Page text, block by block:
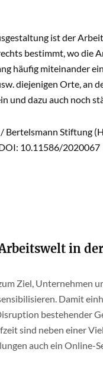
ist der
bestimmt, wo die
häufig miteinander
diejenigen Orte, an
und dazu auch noch
Stiftung
10.11586/2020067
in
Ziel, Unternehmen
Damit
bestehender
sind neben einer
auch ein Online-